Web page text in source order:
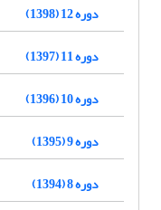
دوره 12 (1398)
دوره 11 (1397)
دوره 10 (1396)
دوره 9 (1395)
دوره 8 (1394)